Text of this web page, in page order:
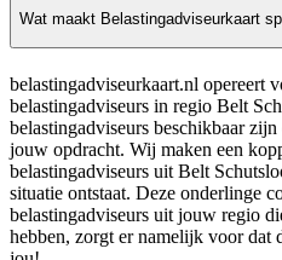
Wat maakt Belastingadviseurkaart
belastingadviseurkaart.nl opereert
belastingadviseurs in regio Belt
belastingadviseurs beschikbaar
jouw opdracht. Wij maken een
belastingadviseurs uit Belt
situatie ontstaat. Deze onderlinge
belastingadviseurs uit jouw regio
hebben, zorgt er namelijk voor dat